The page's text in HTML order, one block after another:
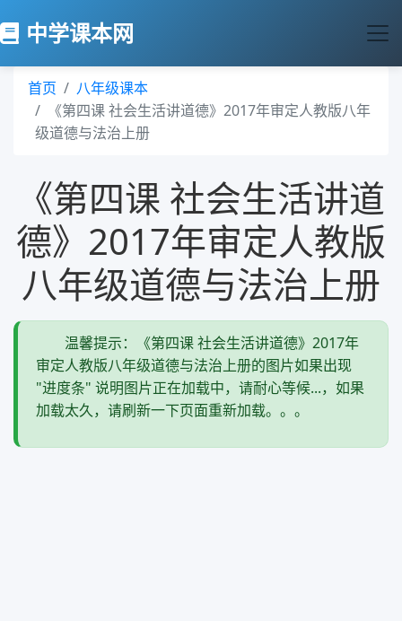
中学课本网
首页
八年级课本
《第四课 社会生活讲道德》2017年审定人教版八年
级道德与法治上册
《第四课 社会生活讲道
德》2017年审定人教版
八年级道德与法治上册
温馨提示：《第四课 社会生活讲道德》2017年
审定人教版八年级道德与法治上册的图片如果出现
"进度条" 说明图片正在加载中，请耐心等候...，如果
加载太久，请刷新一下页面重新加载。。。